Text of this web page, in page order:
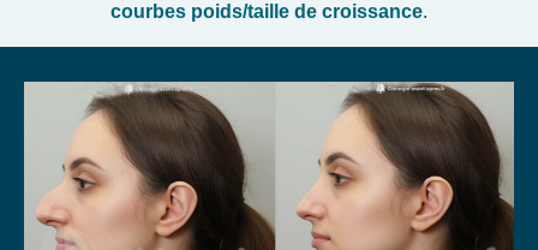
courbes poids/taille de croissance.